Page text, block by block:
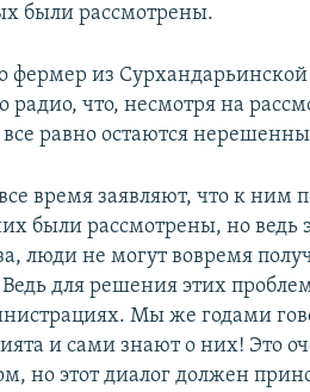
были рассмотрены.
фермер из Сурхандарьинской
радио, что, несмотря на
равно остаются
время заявляют, что к ним
были рассмотрены, но
люди не могут вовремя
Ведь для решения этих
Мы же годами
и сами знают о них! Это
но этот диалог должен